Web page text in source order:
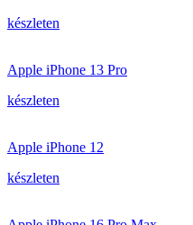
készleten
Apple iPhone 13 Pro
készleten
Apple iPhone 12
készleten